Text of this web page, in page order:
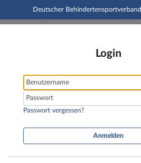
Hauptnavigation
Deutscher Behindertensportverband
Login
Benutzername
Passwort
Passwort vergessen?
Anmelden